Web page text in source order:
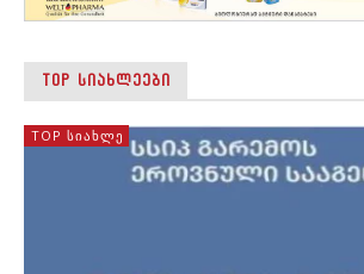
TOP ᲡᲘᲐᲮᲚᲔᲔᲑᲘ
TOP ᲡᲘᲐᲮᲚᲔ